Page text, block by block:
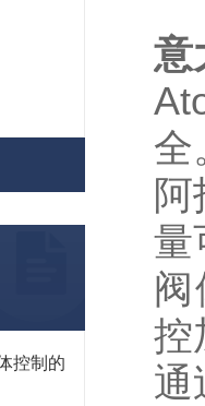
控制的
意
全
量
控
通